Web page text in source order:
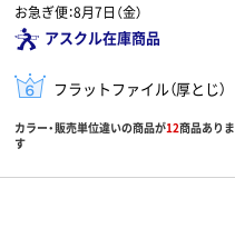
お急ぎ便：8月7日（金）
アスクル在庫商品
フラットファイル（厚とじ）
カラー・販売単位違いの商品が12商品ありま
す